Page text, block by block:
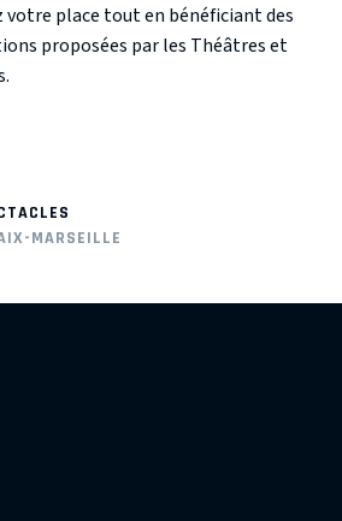
place tout en bénéficiant des
proposées par les Théâtres et
MARSEILLE